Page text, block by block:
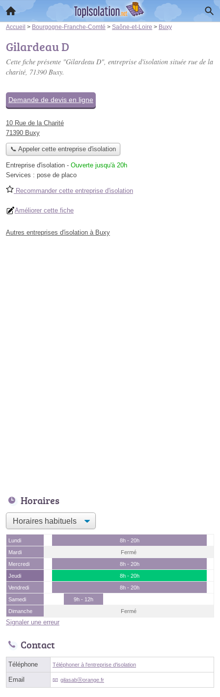
Accueil > Bourgogne-Franche-Comté > Saône-et-Loire > Buxy
Gilardeau D
Cette fiche présente "Gilardeau D", entreprise d'isolation située rue de la
charité, 71390 Buxy.
Demande de devis en ligne
10 Rue de la Charité
71390 Buxy
📞 Appeler cette entreprise d'isolation
Entreprise d'isolation - Ouverte jusqu'à 20h
Services : pose de placo
Recommander cette entreprise d'isolation
Améliorer cette fiche
Autres entreprises d'isolation à Buxy
Horaires
Lundi
8h - 20h
Mardi
Fermé
Mercredi
8h - 20h
Jeudi
8h - 20h
Vendredi
8h - 20h
Samedi
9h - 12h
Dimanche
Fermé
Signaler une erreur
Contact
Téléphone Téléphoner à l'entreprise d'isolation
Email gilasabⓐorange.fr